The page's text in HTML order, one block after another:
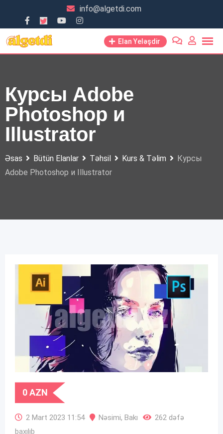
content
info@algetdi.com
Elan Yeləşdir
Курсы Adobe
Photoshop и
Illustrator
Əsas Bütün Elanlar Təhsil Kurs & Təlim
Курсы
Adobe Photoshop и Illustrator
0AZN
2 Mart 2023 11:54 Nəsimi, Bakı
262 dəfə
baxılıb